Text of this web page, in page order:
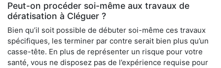
Peut-on procéder soi-même aux travaux de
dératisation à Cléguer ?
Bien qu’il soit possible de débuter soi-même ces travaux
spécifiques, les terminer par contre serait bien plus qu’un
casse-tête. En plus de représenter un risque pour votre
santé, vous ne disposez pas de l’expérience requise pour